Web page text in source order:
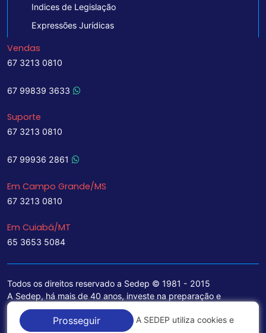
Indices de Legislação
Expressões Jurídicas
Vendas
67 3213 0810
67 99839 3633
Suporte
67 3213 0810
67 99936 2861
Em Campo Grande/MS
67 3213 0810
Em Cuiabá/MT
65 3653 5084
Todos os direitos reservado a Sedep © 1981 - 2015
A Sedep, há mais de 40 anos, investe na preparação e
treinamento de funcionários e na aquisição de tecnologia de
ponta para a ampliação de seu portfólio de serviços voltados
Prosseguir A SEDEP utiliza cookies e